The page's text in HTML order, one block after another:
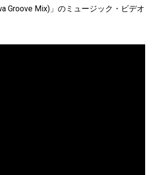
Groove Mix)」のミュージック・ビデオ